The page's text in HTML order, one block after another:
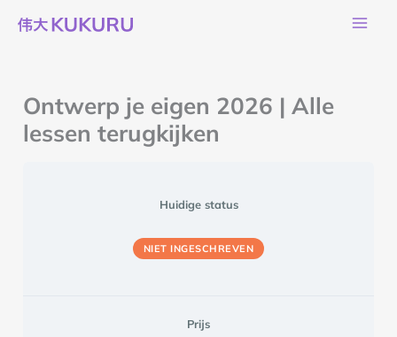
naar
Ontwerp je eigen 2026 | Alle
lessen terugkijken
Huidige status
NIET INGESCHREVEN
Prijs